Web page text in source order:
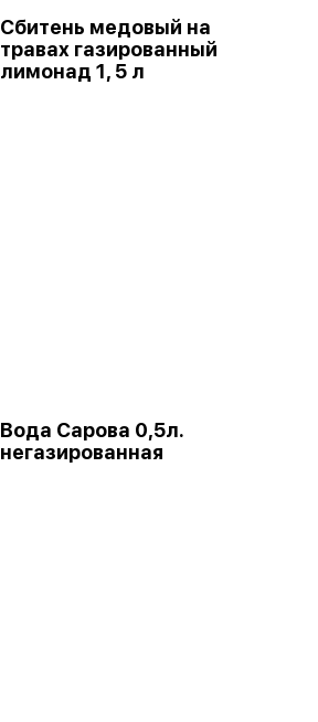
Сбитень медовый на
травах газированный
лимонад 1, 5 л
Вода Сарова 0,5л.
негазированная